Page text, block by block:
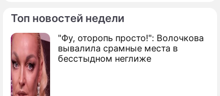
Топ новостей недели
"Фу, оторопь просто!": Волочкова
вывалила срамные места в
бесстыдном неглиже